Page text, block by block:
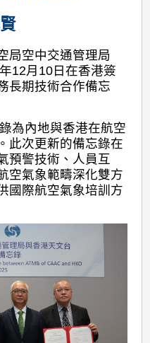
局空中交通管理局
12月10日在香港簽
長期技術合作備忘
為內地與香港在航空
此次更新的備忘錄在
預警技術、人員互
空氣象範疇深化雙方
國際航空氣象培訓方